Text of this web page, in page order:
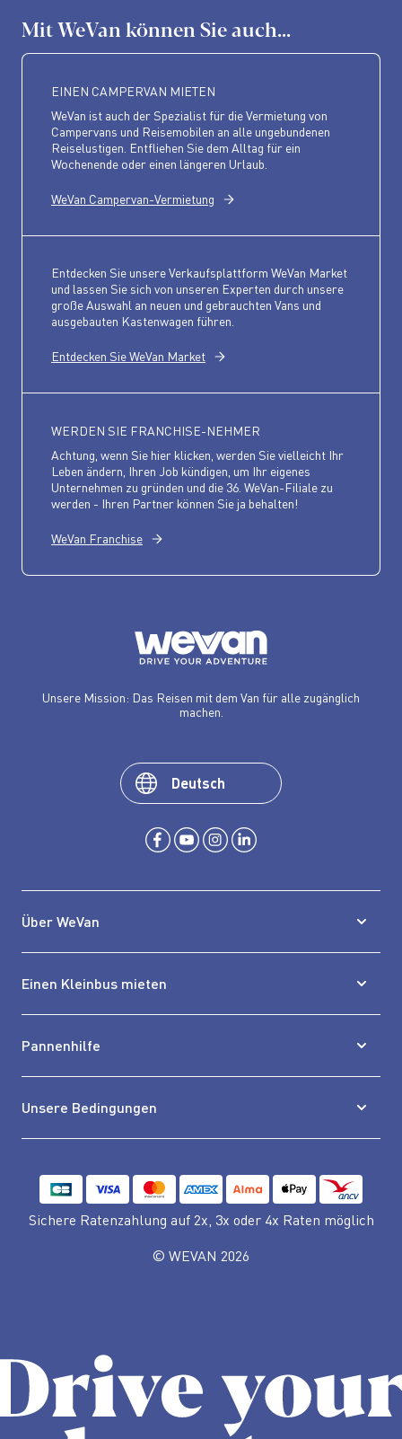
Mit WeVan können Sie auch...
EINEN CAMPERVAN MIETEN
WeVan ist auch der Spezialist für die Vermietung von
Campervans und Reisemobilen an alle ungebundenen
Reiselustigen. Entfliehen Sie dem Alltag für ein
Wochenende oder einen längeren Urlaub.
WeVan Campervan-Vermietung
Entdecken Sie unsere Verkaufsplattform WeVan Market
und lassen Sie sich von unseren Experten durch unsere
große Auswahl an neuen und gebrauchten Vans und
ausgebauten Kastenwagen führen.
Entdecken Sie WeVan Market
WERDEN SIE FRANCHISE-NEHMER
Achtung, wenn Sie hier klicken, werden Sie vielleicht Ihr
Leben ändern, Ihren Job kündigen, um Ihr eigenes
Unternehmen zu gründen und die 36. WeVan-Filiale zu
werden - Ihren Partner können Sie ja behalten!
WeVan Franchise
Unsere Mission: Das Reisen mit dem Van für alle zugänglich
machen.
Über WeVan
Einen Kleinbus mieten
Pannenhilfe
Unsere Bedingungen
Deutsch
Sichere Ratenzahlung auf 2x, 3x oder 4x Raten möglich
© WEVAN 2026